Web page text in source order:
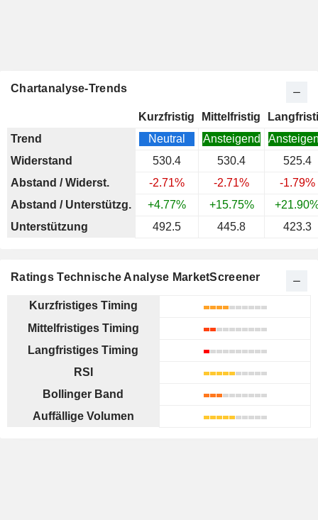
Chartanalyse-Trends
Kurzfristig Mittelfristig
Trend
Neutral Ansteigend
Widerstand
530.4 530.4
525.4
Abstand / Widerst.
-2.71% -2.71%
-1.79%
Abstand / Unterstützg.
+4.77% +15.75%
Unterstützung
492.5 445.8 423.3
Ratings Technische Analyse MarketScreener
Kurzfristiges Timing
Mittelfristiges Timing
Langfristiges Timing
RSI
Bollinger Band
Auffällige Volumen